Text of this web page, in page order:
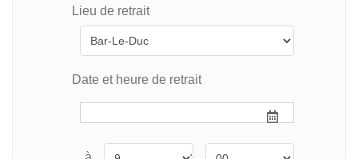
Lieu de retrait
Date et heure de retrait